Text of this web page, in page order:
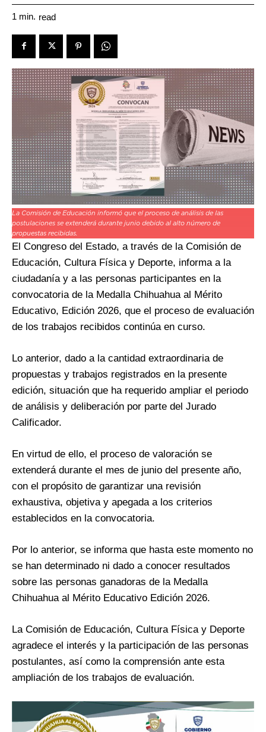
1 min. read
La Comisión de Educación informó que el proceso de análisis de las
postulaciones se extenderá durante junio debido al alto número de
propuestas recibidas.
El Congreso del Estado, a través de la Comisión de
Educación, Cultura Física y Deporte, informa a la
ciudadanía y a las personas participantes en la
convocatoria de la Medalla Chihuahua al Mérito
Educativo, Edición 2026, que el proceso de evaluación
de los trabajos recibidos continúa en curso.
Lo anterior, dado a la cantidad extraordinaria de
propuestas y trabajos registrados en la presente
edición, situación que ha requerido ampliar el periodo
de análisis y deliberación por parte del Jurado
Calificador.
En virtud de ello, el proceso de valoración se
extenderá durante el mes de junio del presente año,
con el propósito de garantizar una revisión
exhaustiva, objetiva y apegada a los criterios
establecidos en la convocatoria.
Por lo anterior, se informa que hasta este momento no
se han determinado ni dado a conocer resultados
sobre las personas ganadoras de la Medalla
Chihuahua al Mérito Educativo Edición 2026.
La Comisión de Educación, Cultura Física y Deporte
agradece el interés y la participación de las personas
postulantes, así como la comprensión ante esta
ampliación de los trabajos de evaluación.